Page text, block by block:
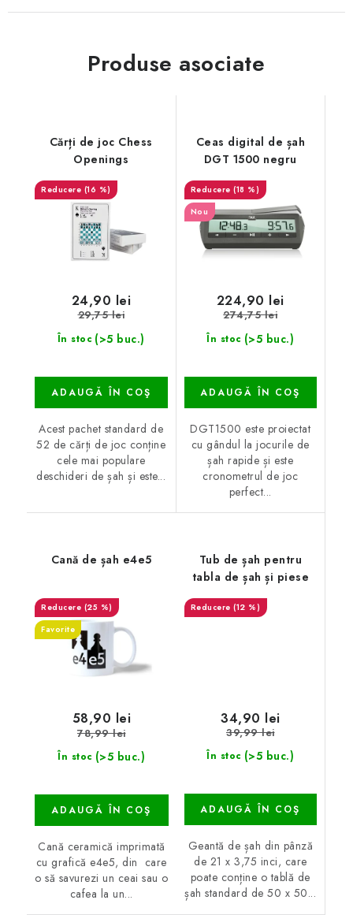
Produse asociate
Cărți de joc Chess
Openings
(16 %)
În stoc (>5 buc.)
24,90 lei
29,75 lei
ADAUGĂ ÎN COŞ
Acest pachet standard de
52 de cărți de joc conține
cele mai populare
deschideri de șah și este...
Ceas digital de șah
DGT 1500 negru
(18 %)
Nou
În stoc (>5 buc.)
224,90 lei
274,75 lei
ADAUGĂ ÎN COŞ
DGT1500 este proiectat
cu gândul la jocurile de
șah rapide și este
cronometrul de joc
perfect...
Cană de șah e4e5
(25 %)
Favorite
În stoc (>5 buc.)
58,90 lei
78,99 lei
ADAUGĂ ÎN COŞ
Cană ceramică imprimată
cu grafică e4e5, din care
o să savurezi un ceai sau o
cafea la un...
Tub de șah pentru
tabla de șah și piese
(12 %)
În stoc (>5 buc.)
34,90 lei
39,99 lei
ADAUGĂ ÎN COŞ
Geantă de șah din pânză
de 21 x 3,75 inci, care
poate conține o tablă de
șah standard de 50 x 50...